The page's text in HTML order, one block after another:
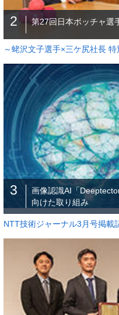
2 第27回日本ボッチャ
～蛯沢文子選手×三ケ尻社長 特
3
画像認識AI「
向けた取り組み
NTT技術ジャーナル3月号掲載